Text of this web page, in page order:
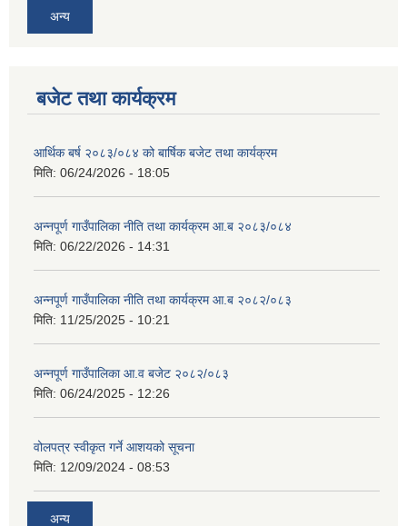
अन्य
बजेट तथा कार्यक्रम
आर्थिक बर्ष २०८३/०८४ को बार्षिक बजेट तथा कार्यक्रम
मिति: 06/24/2026 - 18:05
अन्नपूर्ण गाउँपालिका नीति तथा कार्यक्रम आ.ब २०८३/०८४
मिति: 06/22/2026 - 14:31
अन्नपूर्ण गाउँपालिका नीति तथा कार्यक्रम आ.ब २०८२/०८३
मिति: 11/25/2025 - 10:21
अन्नपूर्ण गाउँपालिका आ.व बजेट २०८२/०८३
मिति: 06/24/2025 - 12:26
वोलपत्र स्वीकृत गर्ने आशयको सूचना
मिति: 12/09/2024 - 08:53
अन्य